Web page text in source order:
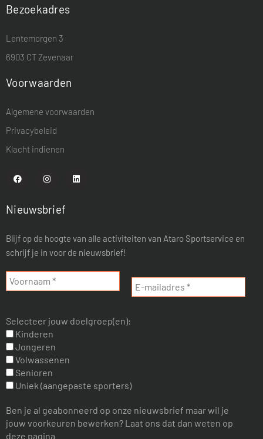
Bezoekadres
Lentemorgen 3
6903 CT Zevenaar
Voorwaarden
Algemene voorwaarden
Privacybeleid
Klacht indienen
Nieuwsbrief
Blijf op de hoogte van alle activiteiten van Ataro Sportservice en
schrijf je in voor de nieuwsbrief!
Selecteer jouw doelgroep(en):
Kinderen
Jongeren
Volwassenen
Senioren
Uniek (aangepaste sporters)
Ben je al geabonneerd op onze nieuwsbrief maar wil je
jouw voorkeuren bewerken? Laat ons dat dan weten op
deze pagina.